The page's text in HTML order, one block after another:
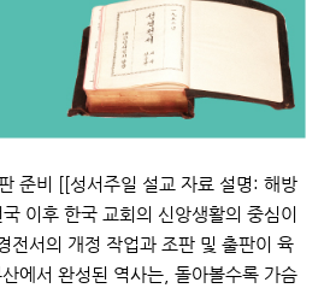
준비 [[성서주일 설교 자료 설명: 해방
이후 한국 교회의 신앙생활의 중심이
전서의 개정 작업과 조판 및 출판이 육
에서 완성된 역사는, 돌아볼수록 가슴